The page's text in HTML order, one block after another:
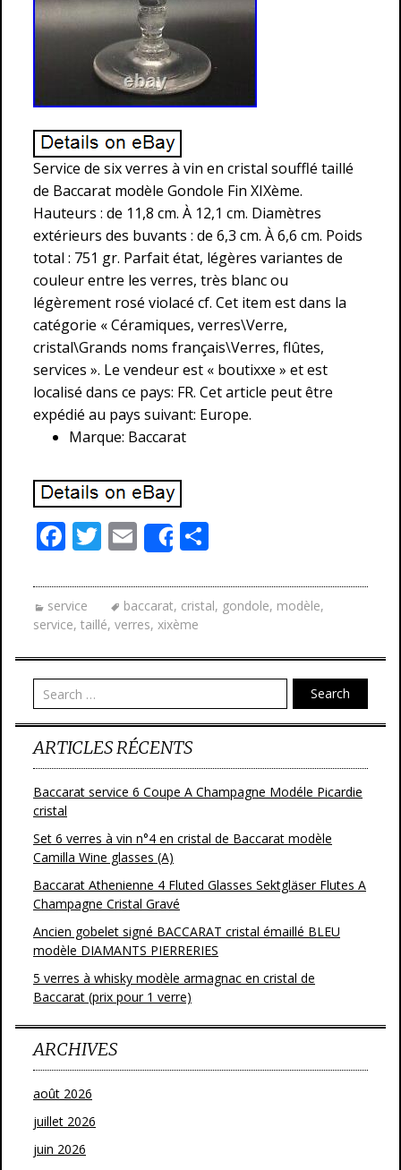
Service de six verres à vin en cristal soufflé taillé
de Baccarat modèle Gondole Fin XIXème.
Hauteurs : de 11,8 cm. À 12,1 cm. Diamètres
extérieurs des buvants : de 6,3 cm. À 6,6 cm. Poids
total : 751 gr. Parfait état, légères variantes de
couleur entre les verres, très blanc ou
légèrement rosé violacé cf. Cet item est dans la
catégorie « Céramiques, verres\Verre,
cristal\Grands noms français\Verres, flûtes,
services ». Le vendeur est « boutixxe » et est
localisé dans ce pays: FR. Cet article peut être
expédié au pays suivant: Europe.
Marque: Baccarat
F
e
b
o
o
k
T
itt
er
E
m
ai
l
Share
ta
g
er
service baccarat, cristal, gondole, modèle,
service, taillé, verres, xixème
Search
ARTICLES RÉCENTS
Baccarat service 6 Coupe A Champagne Modéle Picardie
cristal
Set 6 verres à vin n°4 en cristal de Baccarat modèle
Camilla Wine glasses (A)
Baccarat Athenienne 4 Fluted Glasses Sektgläser Flutes A
Champagne Cristal Gravé
Ancien gobelet signé BACCARAT cristal émaillé BLEU
modèle DIAMANTS PIERRERIES
5 verres à whisky modèle armagnac en cristal de
Baccarat (prix pour 1 verre)
ARCHIVES
août 2026
juillet 2026
juin 2026